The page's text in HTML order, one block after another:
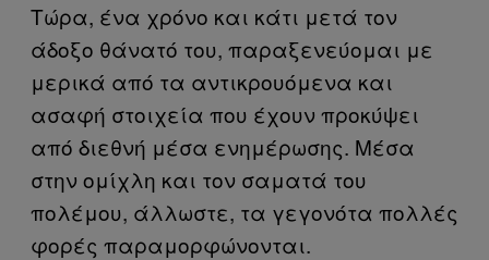
Τώρα, ένα χρόνο και κάτι μετά τον
άδοξο θάνατό του, παραξενεύομαι με
μερικά από τα αντικρουόμενα και
ασαφή στοιχεία που έχουν προκύψει
από διεθνή μέσα ενημέρωσης. Μέσα
στην ομίχλη και τον σαματά του
πολέμου, άλλωστε, τα γεγονότα πολλές
φορές παραμορφώνονται.